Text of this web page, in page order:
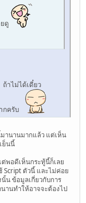
ดู
าไม่ได้เดี๋ยว
กครับ
านานมากแล้ว แต่เห็น
ย็นนี้
พอดีเห็นกระทู้นี้ก็เลย
ตัวนี้ และไม่ค่อย
น ข้อมูลเกี่ยวกับการ
านทำให้อาจจะต้องไป